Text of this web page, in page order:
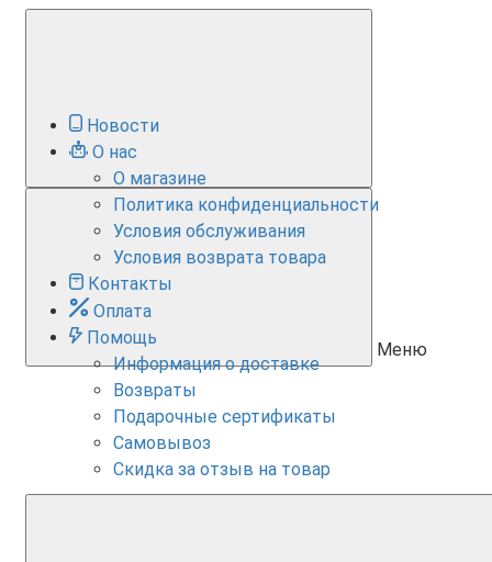
Меню
Новости
О нас
О магазине
Политика конфиденциальности
Условия обслуживания
Условия возврата товара
Контакты
Оплата
Помощь
Информация о доставке
Возвраты
Подарочные сертификаты
Самовывоз
Скидка за отзыв на товар